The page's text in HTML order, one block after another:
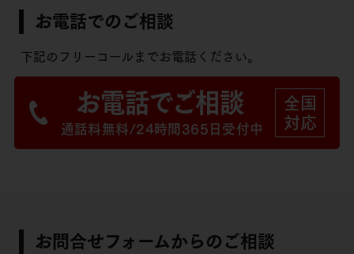
お電話でのご相談
下記のフリーコールまでお電話ください。
お電話でご相談
通話料無料/24時間365日受付中
全国
対応
お問合せフォームからのご相談